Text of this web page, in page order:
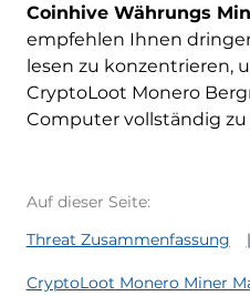
Coinhive Währungs
empfehlen Ihnen
lesen zu konzentrieren,
CryptoLoot Monero
Computer vollständig zu
Auf dieser Seite:
Threat Zusammenfassung
CryptoLoot Monero Miner